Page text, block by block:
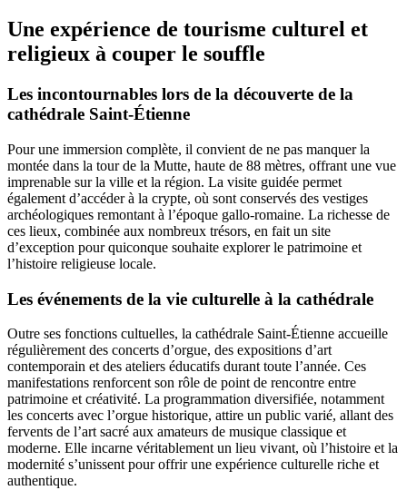
Une expérience de tourisme culturel et
religieux à couper le souffle
Les incontournables lors de la découverte de la
cathédrale Saint-Étienne
Pour une immersion complète, il convient de ne pas manquer la
montée dans la tour de la Mutte, haute de 88 mètres, offrant une vue
imprenable sur la ville et la région. La visite guidée permet
également d’accéder à la crypte, où sont conservés des vestiges
archéologiques remontant à l’époque gallo-romaine. La richesse de
ces lieux, combinée aux nombreux trésors, en fait un site
d’exception pour quiconque souhaite explorer le patrimoine et
l’histoire religieuse locale.
Les événements de la vie culturelle à la cathédrale
Outre ses fonctions cultuelles, la cathédrale Saint-Étienne accueille
régulièrement des concerts d’orgue, des expositions d’art
contemporain et des ateliers éducatifs durant toute l’année. Ces
manifestations renforcent son rôle de point de rencontre entre
patrimoine et créativité. La programmation diversifiée, notamment
les concerts avec l’orgue historique, attire un public varié, allant des
fervents de l’art sacré aux amateurs de musique classique et
moderne. Elle incarne véritablement un lieu vivant, où l’histoire et la
modernité s’unissent pour offrir une expérience culturelle riche et
authentique.